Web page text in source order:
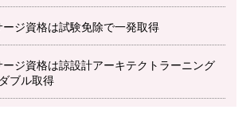
ージ資格は試験免除で一発取得
ージ資格は諒設計アーキテクトラーニング
ブル取得